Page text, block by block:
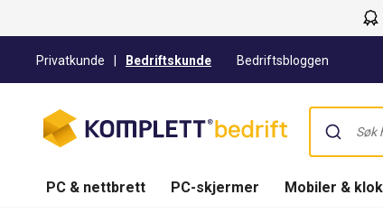
Privatkunde Bedriftskunde Bedriftsbloggen
PC & nettbrett PC-skjermer Mobiler &